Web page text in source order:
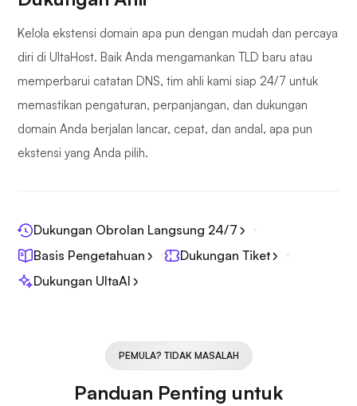
Kelola ekstensi domain apa pun dengan mudah dan percaya
diri di UltaHost. Baik Anda mengamankan TLD baru atau
memperbarui catatan DNS, tim ahli kami siap 24/7 untuk
memastikan pengaturan, perpanjangan, dan dukungan
domain Anda berjalan lancar, cepat, dan andal, apa pun
ekstensi yang Anda pilih.
Dukungan Obrolan Langsung 24/7
Basis Pengetahuan
Dukungan Tiket
Dukungan UltaAI
PEMULA? TIDAK MASALAH
Panduan Penting untuk